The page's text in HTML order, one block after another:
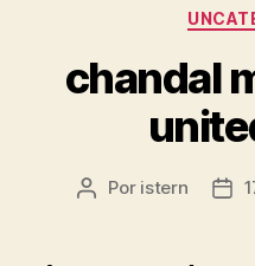
chandal
Autor
Por istern